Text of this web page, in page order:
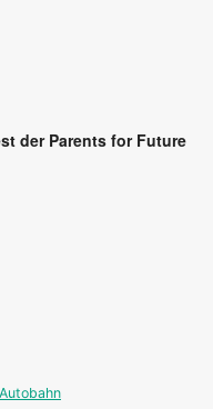
der Parents for Future
Autobahn